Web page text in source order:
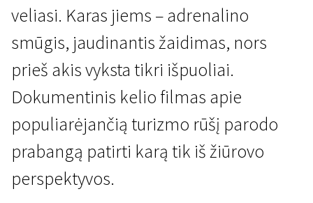
Pavojaus zona
1 val. 32 min. | Dokumentinis | N-13
veliasi. Karas jiems – adrenalino
smūgis, jaudinantis žaidimas, nors
prieš akis vyksta tikri išpuoliai.
Dokumentinis kelio filmas apie
populiarėjančią turizmo rūšį parodo
prabangą patirti karą tik iš žiūrovo
perspektyvos.